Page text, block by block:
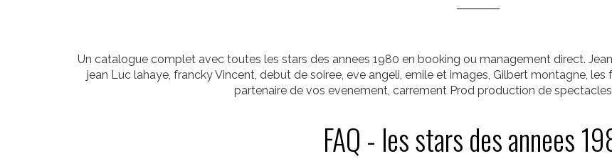
Un catalogue complet avec toutes les stars des annees 1980 en booking ou management direct.
jean Luc lahaye, francky Vincent, debut de soiree, eve angeli, emile et images, Gilbert montagne,
partenaire de vos evenement, carrement Prod production de
FAQ - les stars des annees